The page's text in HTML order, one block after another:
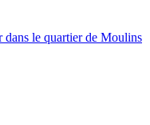
dans le quartier de Moulins